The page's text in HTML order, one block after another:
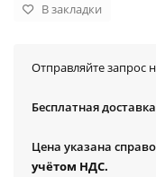
В закладки
Отправляйте запрос
Бесплатная
Цена указана
учётом НДС.